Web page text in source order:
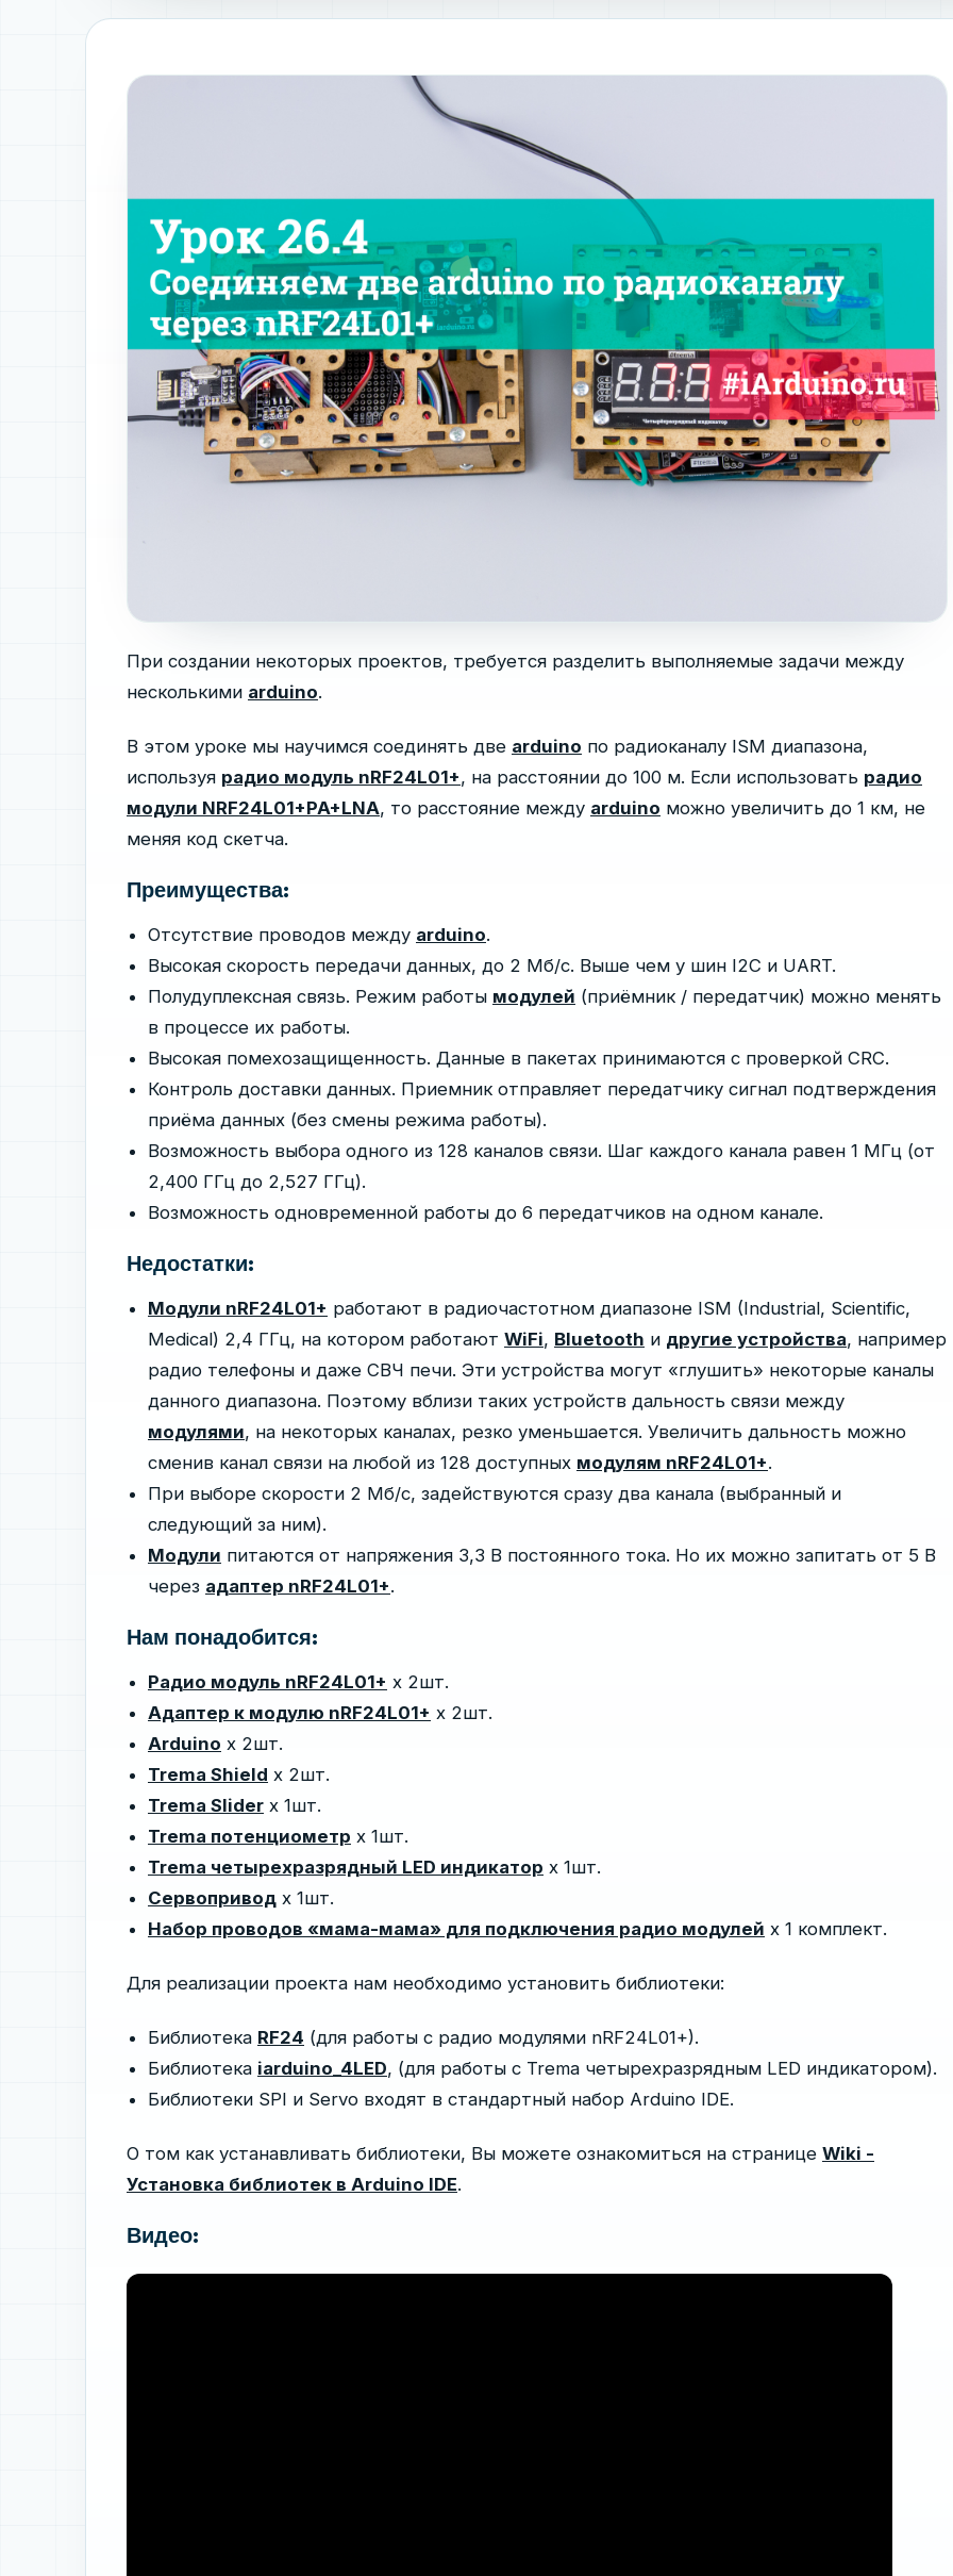
При создании некоторых проектов, требуется разделить выполняемые задачи между
несколькими arduino.
В этом уроке мы научимся соединять две arduino по радиоканалу ISM диапазона,
используя радио модуль nRF24L01+, на расстоянии до 100 м. Если использовать радио
модули NRF24L01+PA+LNA, то расстояние между arduino можно увеличить до 1 км, не
меняя код скетча.
Преимущества:
Отсутствие проводов между arduino.
Высокая скорость передачи данных, до 2 Мб/с. Выше чем у шин I2C и UART.
Полудуплексная связь. Режим работы модулей (приёмник / передатчик) можно менять
в процессе их работы.
Высокая помехозащищенность. Данные в пакетах принимаются с проверкой CRC.
Контроль доставки данных. Приемник отправляет передатчику сигнал подтверждения
приёма данных (без смены режима работы).
Возможность выбора одного из 128 каналов связи. Шаг каждого канала равен 1 МГц (от
2,400 ГГц до 2,527 ГГц).
Возможность одновременной работы до 6 передатчиков на одном канале.
Недостатки:
Модули nRF24L01+ работают в радиочастотном диапазоне ISM (Industrial, Scientific,
Medical) 2,4 ГГц, на котором работают WiFi, Bluetooth и другие устройства, например
радио телефоны и даже СВЧ печи. Эти устройства могут «глушить» некоторые каналы
данного диапазона. Поэтому вблизи таких устройств дальность связи между
модулями, на некоторых каналах, резко уменьшается. Увеличить дальность можно
сменив канал связи на любой из 128 доступных модулям nRF24L01+.
При выборе скорости 2 Мб/с, задействуются сразу два канала (выбранный и
следующий за ним).
Модули питаются от напряжения 3,3 В постоянного тока. Но их можно запитать от 5 В
через адаптер nRF24L01+.
Нам понадобится:
Радио модуль nRF24L01+ х 2шт.
Адаптер к модулю nRF24L01+ х 2шт.
Arduino х 2шт.
Trema Shield х 2шт.
Trema Slider х 1шт.
Trema потенциометр х 1шт.
Trema четырехразрядный LED индикатор х 1шт.
Сервопривод x 1шт.
Набор проводов «мама-мама» для подключения радио модулей х 1 комплект.
Для реализации проекта нам необходимо установить библиотеки:
Библиотека RF24 (для работы с радио модулями nRF24L01+).
Библиотека iarduino_4LED, (для работы с Trema четырехразрядным LED индикатором).
Библиотеки SPI и Servo входят в стандартный набор Arduino IDE.
О том как устанавливать библиотеки, Вы можете ознакомиться на странице Wiki -
Установка библиотек в Arduino IDE.
Видео: